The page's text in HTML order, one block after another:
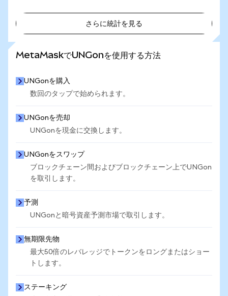
さらに統計を見る
MetaMaskでUNGonを使用する方法
UNGonを購入
数回のタップで始められます。
UNGonを売却
UNGonを現金に交換します。
UNGonをスワップ
ブロックチェーン間およびブロックチェーン上でUNGon
を取引します。
予測
UNGonと暗号資産予測市場で取引します。
無期限先物
最大50倍のレバレッジでトークンをロングまたはショー
トします。
ステーキング